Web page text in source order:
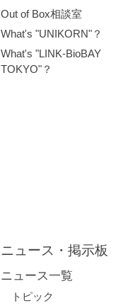
Out of Box相談室
What's "UNIKORN"？
What's "LINK-BioBAY
TOKYO"？
ニュース・掲示板
ニュース一覧
トピック